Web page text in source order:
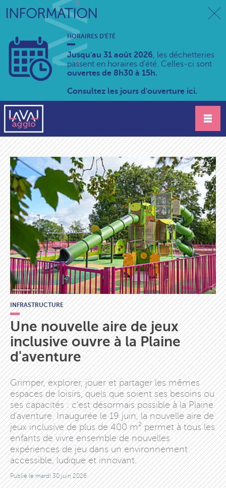
INFORMATION
HORAIRES D'ÉTÉ
Jusqu'au 31 août 2026, les déchetteries
passent en horaires d'été. Celles-ci sont
ouvertes de 8h30 à 15h.
Consultez les jours d'ouverture ici.
INFRASTRUCTURE
Une nouvelle aire de jeux
inclusive ouvre à la Plaine
d'aventure
Grimper, explorer, jouer et partager les mêmes
espaces de loisirs, quels que soient ses besoins ou
ses capacités : c'est désormais possible à la Plaine
d'aventure. Inaugurée le 19 juin, la nouvelle aire de
jeux inclusive de plus de 400 m² permet à tous les
enfants de vivre ensemble de nouvelles
expériences de jeu dans un environnement
accessible, ludique et innovant.
Publié lemardi 30 juin 2026